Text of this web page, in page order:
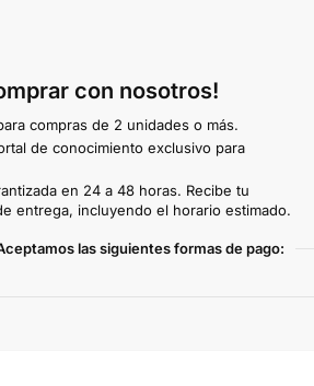
con nosotros!
compras de 2 unidades o más.
de conocimiento exclusivo para
en 24 a 48 horas. Recibe tu
entrega, incluyendo el horario estimado.
las siguientes formas de pago: